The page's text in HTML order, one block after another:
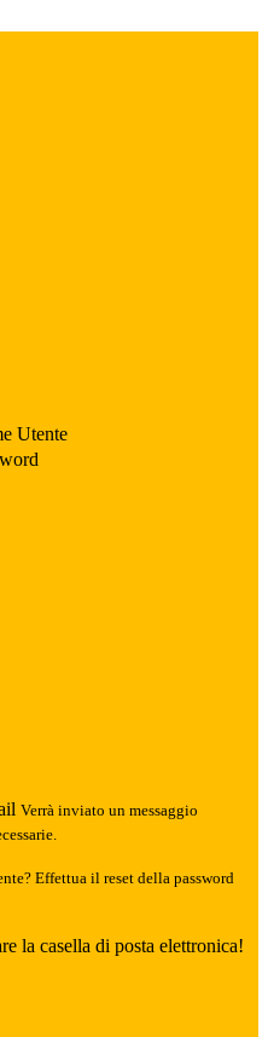
Utente
Verrà inviato un messaggio
Effettua il reset della password
la casella di posta elettronica!